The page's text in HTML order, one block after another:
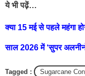
ये भी पढ़ें…
क्या 15 मई से पहले महंगा
साल 2026 में ‘सुपर
Tagged : Sugarcane